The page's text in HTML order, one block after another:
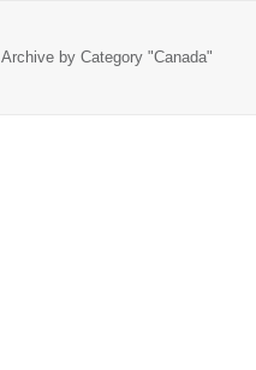
Archive by Category "Canada"